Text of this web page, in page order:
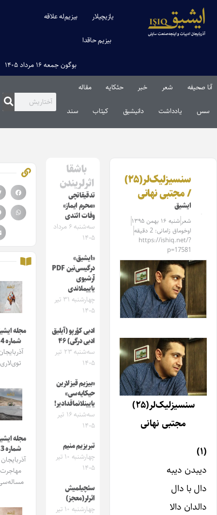
یازیچیلار بیزیم‌له علاقه
بیزیم حاقدا
بوگون جمعه ۱۶ مرداد ۱۴۰۵
حئکایه مقاله‌
یادداشت دانیشیق کیتاب سند
سنسیزلیک‌لر(۲۵)
/ مجتبی نهانی
ایشیق
شنبه ۱۶ بهمن ۱۳۹۵
اوخوماق زامانی: 2 دقیقه
https://ishiq.net/?
p=17581
سنسیزلیک‌لر(۲۵)
مجتبی نهانی
دیبه
با دال
دالا
باشقا
اثرلریندن
تدقیقاتچی
«محرم ایماز»
وفات ائتدی
سه‌شنبه ۶ مرداد
«ایشیق»
درگیسی‌نین PDF
آرشیوی
یاییملاندی
چهارشنبه ۳۱ تیر
ادبی کؤرپو (آیلیق
ادبی درگی) ۴۶
سه‌شنبه ۲۳ تیر
«بیزیم قیزلارین
حیکایه‌سی»
یایینلانماقدادیر!
سه‌شنبه ۱۶ تیر
تبریزیم منیم
چهارشنبه ۱۰ تیر
سئچیلمیش
اثرلر(معجز)
چهارشنبه ۱۰ تیر
مجله ایشیق
شماره 4
آذربایجان
توی‌لاری
مجله ایشیق
شماره 3
آذربایجان و
مهاجرت
مساله‌سی